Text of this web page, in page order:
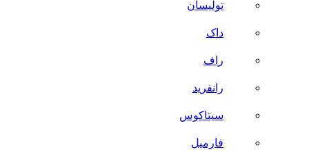
تولیسان
داک
راف
رانفرید
سیتاکوس
فارمیل